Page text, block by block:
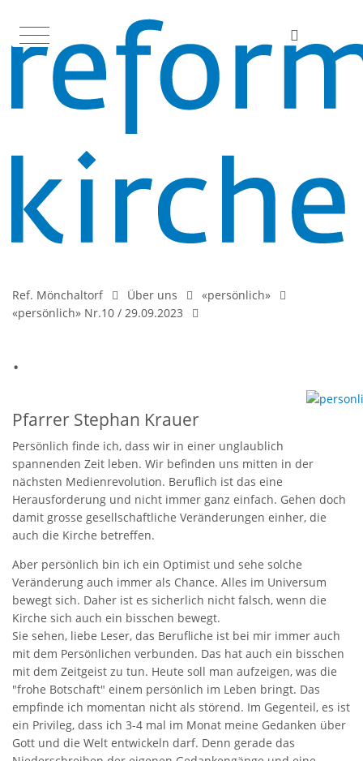
Ref. Mönchaltorf Über uns
«persönlich»
«persönlich» Nr.10 / 29.09.2023
.
Pfarrer Stephan Krauer
Persönlich finde ich, dass wir in einer unglaublich
spannenden Zeit leben. Wir befinden uns mitten in der
nächsten Medienrevolution. Beruflich ist das eine
Herausforderung und nicht immer ganz einfach. Gehen doch
damit grosse gesellschaftliche Veränderungen einher, die
auch die Kirche betreffen.
Aber persönlich bin ich ein Optimist und sehe solche
Veränderung auch immer als Chance. Alles im Universum
bewegt sich. Daher ist es sicherlich nicht falsch, wenn die
Kirche sich auch ein bisschen bewegt.
Sie sehen, liebe Leser, das Berufliche ist bei mir immer auch
mit dem Persönlichen verbunden. Das hat auch ein bisschen
mit dem Zeitgeist zu tun. Heute soll man aufzeigen, was die
"frohe Botschaft" einem persönlich im Leben bringt. Das
empfinde ich momentan nicht als störend. Im Gegenteil, es ist
ein Privileg, dass ich 3-4 mal im Monat meine Gedanken über
Gott und die Welt entwickeln darf. Denn gerade das